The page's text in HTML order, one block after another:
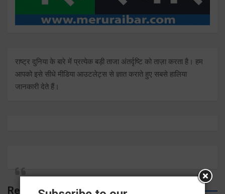
राष्ट्र दुनिया के बारे में प्रत्येक बड़ी ताजा अंतर्दृष्टि को ताज़ा करता है। हम
आपको इसे सीधे मीडिया आउटलेट्स से ज्ञात कराते हुए सबसे हालिया
जानकारी देते हैं।
Related Posts